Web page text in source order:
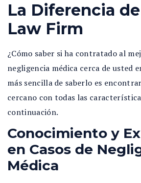
La Diferencia
Law Firm
¿Cómo saber si ha contratado al
negligencia médica cerca de usted
más sencilla de saberlo es
cercano con todas las
continuación.
Conocimiento y
en Casos de
Médica